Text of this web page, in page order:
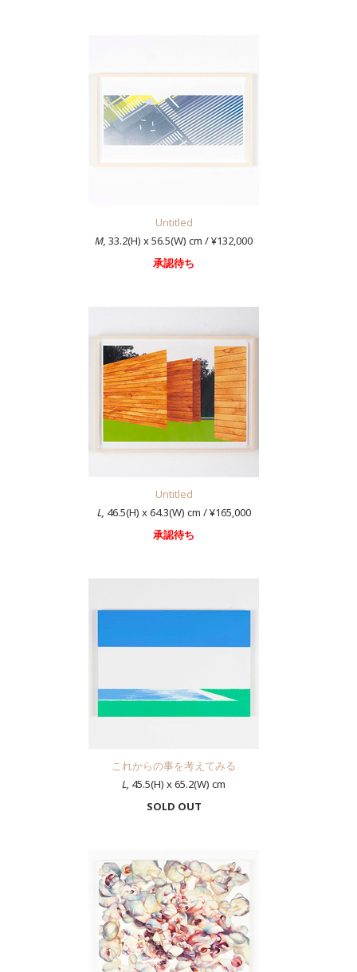
Untitled
M, 33.2(H) x 56.5(W) cm / ¥132,000
承認待ち
Untitled
L, 46.5(H) x 64.3(W) cm / ¥165,000
承認待ち
これからの事を考えてみる
L, 45.5(H) x 65.2(W) cm
SOLD OUT